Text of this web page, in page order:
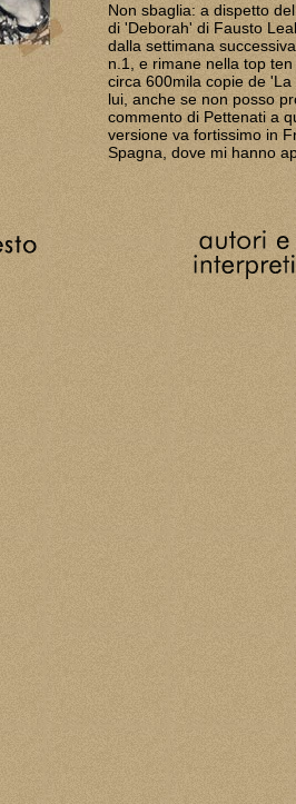
Non sbaglia: a dispetto
di 'Deborah' di Fausto
dalla settimana
n.1, e rimane nella top
circa 600mila copie de
lui, anche se non posso
commento di Pettenati a
versione va fortissimo in
Spagna, dove mi hanno